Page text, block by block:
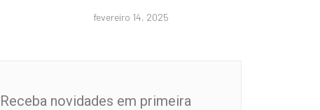
fevereiro 14, 2025
Receba novidades em primeira